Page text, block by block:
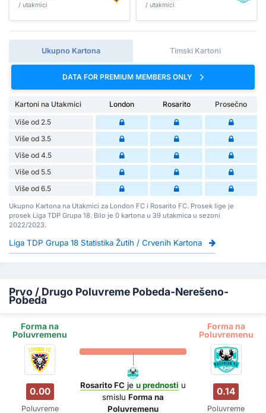
/ utakmici / utakmici
Ukupno Kartona Timski Kartoni
DATA FOR PREMIUM MEMBERS ONLY
Kartoni na Utakmici London Rosarito
Prosečno
Više od 2.5
Više od 3.5
Više od 4.5
Više od 5.5
Više od 6.5
Ukupno Kartona na Utakmici za London FC i Rosarito FC. Prosek lige je
prosek Liga TDP Grupa 18. Bilo je 0 kartona u 39 utakmica u sezoni
2022/2023.
Liga TDP Grupa 18 Statistika Žutih / Crvenih Kartona
Prvo / Drugo Poluvreme Pobeda-Nerešeno-
Pobeda
Forma na
Poluvremenu
Forma na
Poluvremenu
0.00
Poluvreme
Rosarito FCje u prednosti u
smislu Forma na
Poluvremenu
0.14
Poluvreme